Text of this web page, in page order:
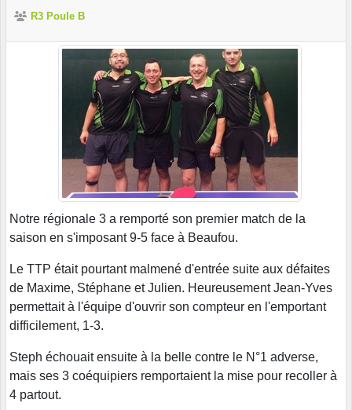
R3 Poule B
Notre régionale 3 a remporté son premier match de la
saison en s'imposant 9-5 face à Beaufou.
Le TTP était pourtant malmené d'entrée suite aux défaites
de Maxime, Stéphane et Julien. Heureusement Jean-Yves
permettait à l'équipe d'ouvrir son compteur en l'emportant
difficilement, 1-3.
Steph échouait ensuite à la belle contre le N°1 adverse,
mais ses 3 coéquipiers remportaient la mise pour recoller à
4 partout.